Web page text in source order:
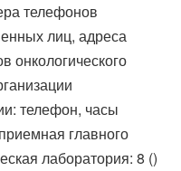
телефонов
лиц, адреса
онкологического
телефон, часы
главного
лаборатория: 8 ()